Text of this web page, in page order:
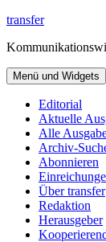
Zum
springen
transfer
Menü und Widgets
Editorial
Aktuelle
Alle
Archiv-
Abonnieren
Über transfer
Redaktion
Herausgeber